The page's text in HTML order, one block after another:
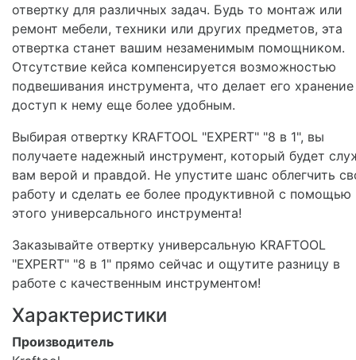
отвертку для различных задач. Будь то монтаж или
ремонт мебели, техники или других предметов, эта
отвертка станет вашим незаменимым помощником.
Отсутствие кейса компенсируется возможностью
подвешивания инструмента, что делает его
доступ к нему еще более удобным.
Выбирая отвертку KRAFTOOL "EXPERT" "8 в 1", вы
получаете надежный инструмент, который будет
вам верой и правдой. Не упустите шанс облегчить
работу и сделать ее более продуктивной с помощью
этого универсального инструмента!
Заказывайте отвертку универсальную KRAFTOOL
"EXPERT" "8 в 1" прямо сейчас и ощутите разницу в
работе с качественным инструментом!
Характеристики
Производитель